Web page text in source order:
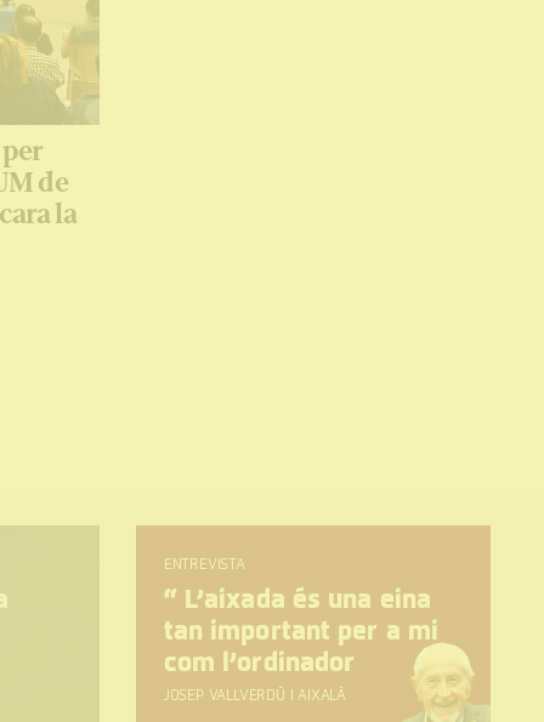
de
la
ENTREVISTA
“ L’aixada és una eina
tan important per a mi
com l’ordinador
JOSEP VALLVERDÚ I AIXALÀ